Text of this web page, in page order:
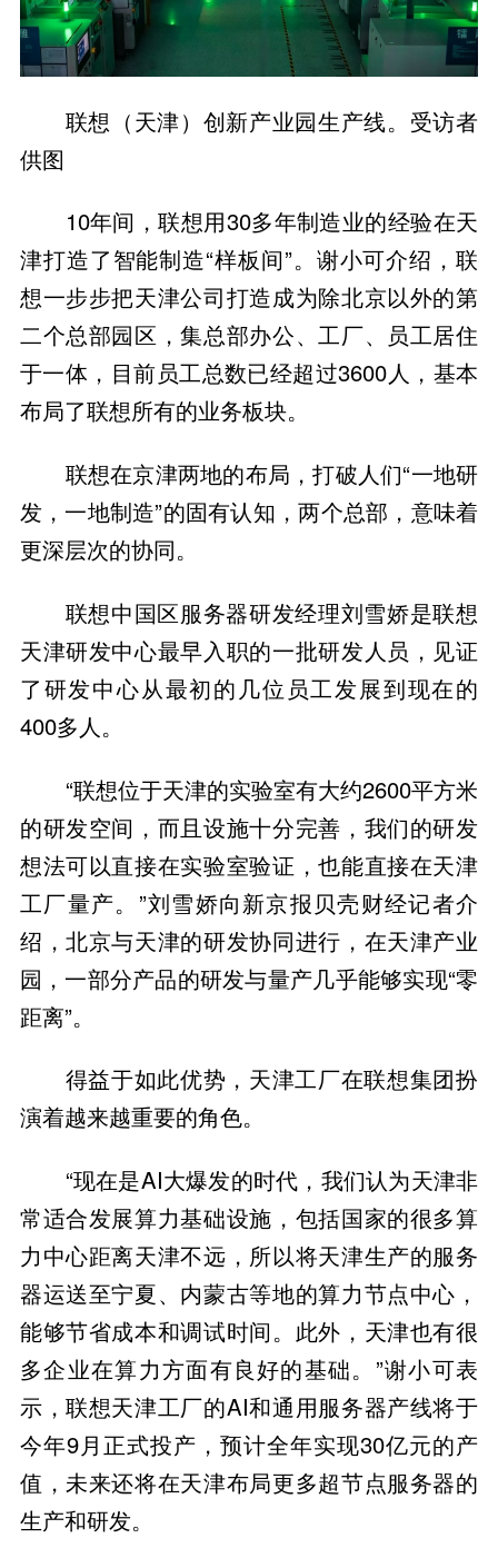
联想（天津）创新产业园生产线。受访者
供图
10年间，联想用30多年制造业的经验在天
津打造了智能制造“样板间”。谢小可介绍，联
想一步步把天津公司打造成为除北京以外的第
二个总部园区，集总部办公、工厂、员工居住
于一体，目前员工总数已经超过3600人，基本
布局了联想所有的业务板块。
联想在京津两地的布局，打破人们“一地研
发，一地制造”的固有认知，两个总部，意味着
更深层次的协同。
联想中国区服务器研发经理刘雪娇是联想
天津研发中心最早入职的一批研发人员，见证
了研发中心从最初的几位员工发展到现在的
400多人。
“联想位于天津的实验室有大约2600平方米
的研发空间，而且设施十分完善，我们的研发
想法可以直接在实验室验证，也能直接在天津
工厂量产。”刘雪娇向新京报贝壳财经记者介
绍，北京与天津的研发协同进行，在天津产业
园，一部分产品的研发与量产几乎能够实现“零
距离”。
得益于如此优势，天津工厂在联想集团扮
演着越来越重要的角色。
“现在是AI大爆发的时代，我们认为天津非
常适合发展算力基础设施，包括国家的很多算
力中心距离天津不远，所以将天津生产的服务
器运送至宁夏、内蒙古等地的算力节点中心，
能够节省成本和调试时间。此外，天津也有很
多企业在算力方面有良好的基础。”谢小可表
示，联想天津工厂的AI和通用服务器产线将于
今年9月正式投产，预计全年实现30亿元的产
值，未来还将在天津布局更多超节点服务器的
生产和研发。